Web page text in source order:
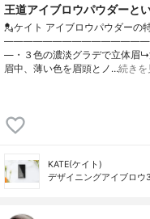
王道アイブロウパウダーと
💂ケイト アイブロウパウダーの
—・３色の濃淡グラデで立体眉↳
眉中、薄い色を眉頭とノ…続きを
KATE(ケイト)
デザイニングアイブロウ